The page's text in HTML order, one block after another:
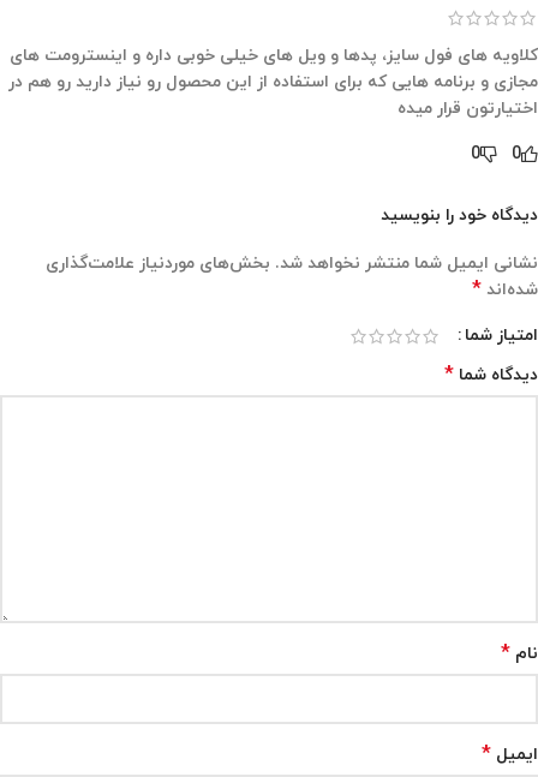
کلاویه های فول سایز، پدها و ویل های خیلی خوبی داره و اینسترومت های
مجازی و برنامه هایی که برای استفاده از این محصول رو نیاز دارید رو هم در
اختیارتون قرار میده
0
0
دیدگاه خود را بنویسید
نشانی ایمیل شما منتشر نخواهد شد. بخش‌های موردنیاز علامت‌گذاری
شده‌اند *
امتیاز شما
دیدگاه شما *
نام *
ایمیل *